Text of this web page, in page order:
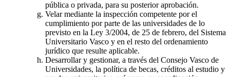
pública o privada, para su posterior aprobación.
Velar mediante la inspección competente por el
cumplimiento por parte de las universidades de lo
previsto en la Ley 3/2004, de 25 de febrero, del Sistema
Universitario Vasco y en el resto del ordenamiento
jurídico que resulte aplicable.
Desarrollar y gestionar, a través del Consejo Vasco de
Universidades, la política de becas, créditos al estudio y